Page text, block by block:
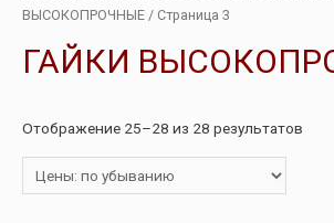
ВЫСОКОПРОЧНЫЕ / Страница 3
ГАЙКИ
Отображение 25–28 из 28 результатов